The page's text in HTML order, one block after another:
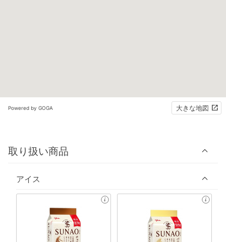
Powered by GOGA 大きな地図
取り扱い商品
アイス